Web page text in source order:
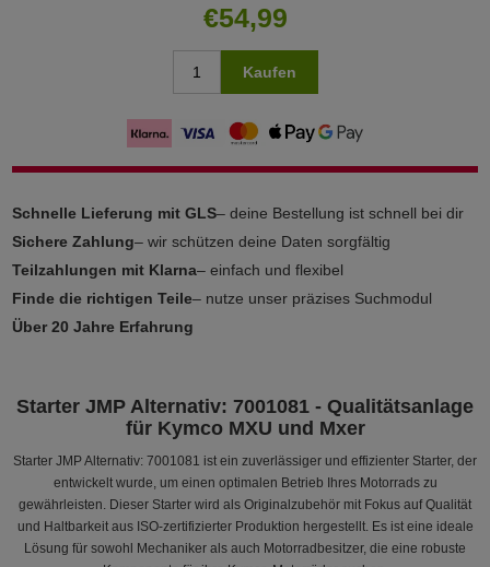
€54,99
Kaufen
Schnelle Lieferung mit GLS– deine Bestellung ist schnell bei dir
Sichere Zahlung– wir schützen deine Daten sorgfältig
Teilzahlungen mit Klarna– einfach und flexibel
Finde die richtigen Teile– nutze unser präzises Suchmodul
Über 20 Jahre Erfahrung
Starter JMP Alternativ: 7001081 - Qualitätsanlage
für Kymco MXU und Mxer
Starter JMP Alternativ: 7001081 ist ein zuverlässiger und effizienter Starter, der
entwickelt wurde, um einen optimalen Betrieb Ihres Motorrads zu
gewährleisten. Dieser Starter wird als Originalzubehör mit Fokus auf Qualität
und Haltbarkeit aus ISO-zertifizierter Produktion hergestellt. Es ist eine ideale
Lösung für sowohl Mechaniker als auch Motorradbesitzer, die eine robuste